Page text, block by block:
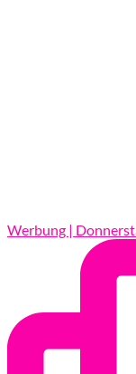
Werbung |